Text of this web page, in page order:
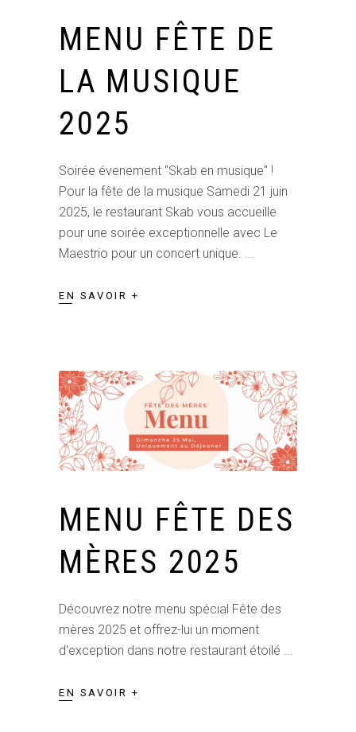
MENU FÊTE DE
LA MUSIQUE
2025
Soirée évenement "Skab en musique" !
Pour la fête de la musique Samedi 21 juin
2025, le restaurant Skab vous accueille
pour une soirée exceptionnelle avec Le
Maestrio pour un concert unique.
EN SAVOIR +
MENU FÊTE DES
MÈRES 2025
Découvrez notre menu spécial Fête des
mères 2025 et offrez-lui un moment
d'exception dans notre restaurant étoilé
EN SAVOIR +